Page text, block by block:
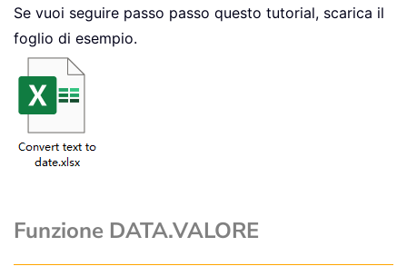
Se vuoi seguire passo passo questo tutorial, scarica il
foglio di esempio.
Funzione DATA.VALORE